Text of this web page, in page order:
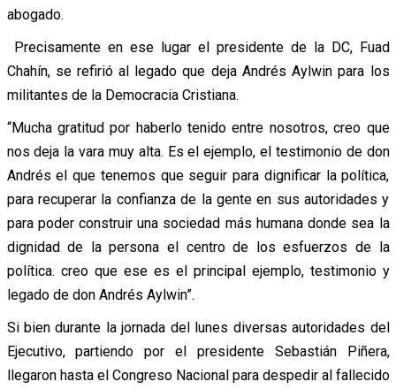
abogado.
Precisamente en ese lugar el presidente de la DC, Fuad
Chahín, se refirió al legado que deja Andrés Aylwin para los
militantes de la Democracia Cristiana.
“Mucha gratitud por haberlo tenido entre nosotros, creo que
nos deja la vara muy alta. Es el ejemplo, el testimonio de don
Andrés el que tenemos que seguir para dignificar la política,
para recuperar la confianza de la gente en sus autoridades y
para poder construir una sociedad más humana donde sea la
dignidad de la persona el centro de los esfuerzos de la
política. creo que ese es el principal ejemplo, testimonio y
legado de don Andrés Aylwin”.
Si bien durante la jornada del lunes diversas autoridades del
Ejecutivo, partiendo por el presidente Sebastián Piñera,
llegaron hasta el Congreso Nacional para despedir al fallecido